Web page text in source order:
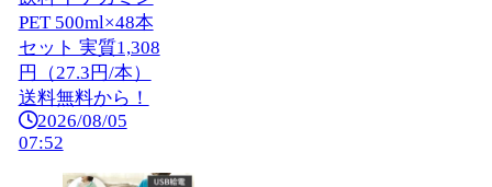
PET 500ml×48本
セット 実質1,308
円（27.3円/本）
送料無料から！
2026/08/05
07:52